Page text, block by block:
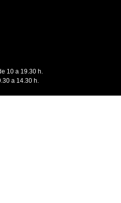
10 a 19.30 h.
a 14.30 h.